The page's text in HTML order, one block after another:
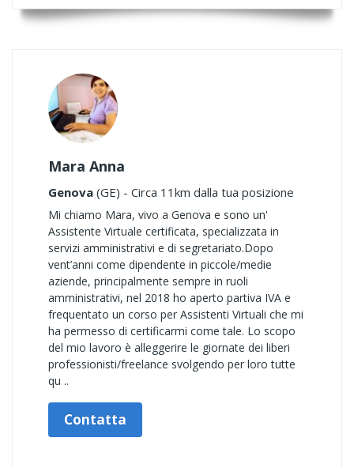
Mara Anna
Genova (GE) - Circa 11km dalla tua posizione
Mi chiamo Mara, vivo a Genova e sono un'
Assistente Virtuale certificata, specializzata in
servizi amministrativi e di segretariato. ​Dopo
vent’anni come dipendente in piccole/medie
aziende, principalmente sempre in ruoli
amministrativi, nel 2018 ho aperto partiva IVA e
frequentato un corso per Assistenti Virtuali che mi
ha permesso di certificarmi come tale. Lo scopo
del mio lavoro è alleggerire le giornate dei liberi
professionisti/freelance svolgendo per loro tutte
qu ..
Contatta